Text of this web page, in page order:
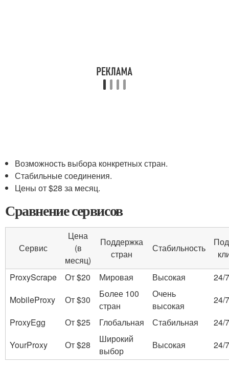
Возможность выбора конкретных стран.
Стабильные соединения.
Цены от $28 за месяц.
Сравнение сервисов
Сервис
Цена
(в
месяц)
Поддержка
стран
Стабильность
ProxyScrape
От $20 Мировая Высокая
24/7
MobileProxy
От $30
Более 100
стран
Очень
высокая
24/7
ProxyEgg
От $25 Глобальная Стабильная
24/7
YourProxy
От $28
Широкий
выбор
Высокая 24/7